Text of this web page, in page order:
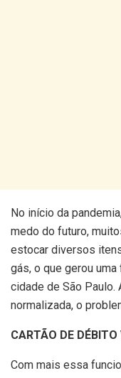
No início da
medo do futuro,
estocar diversos
gás, o que gerou
cidade de São Paulo.
normalizada, o
CARTÃO DE
Com mais essa